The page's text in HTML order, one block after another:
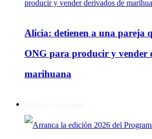
Alicia: detienen a una pareja
ONG para producir y vender
marihuana